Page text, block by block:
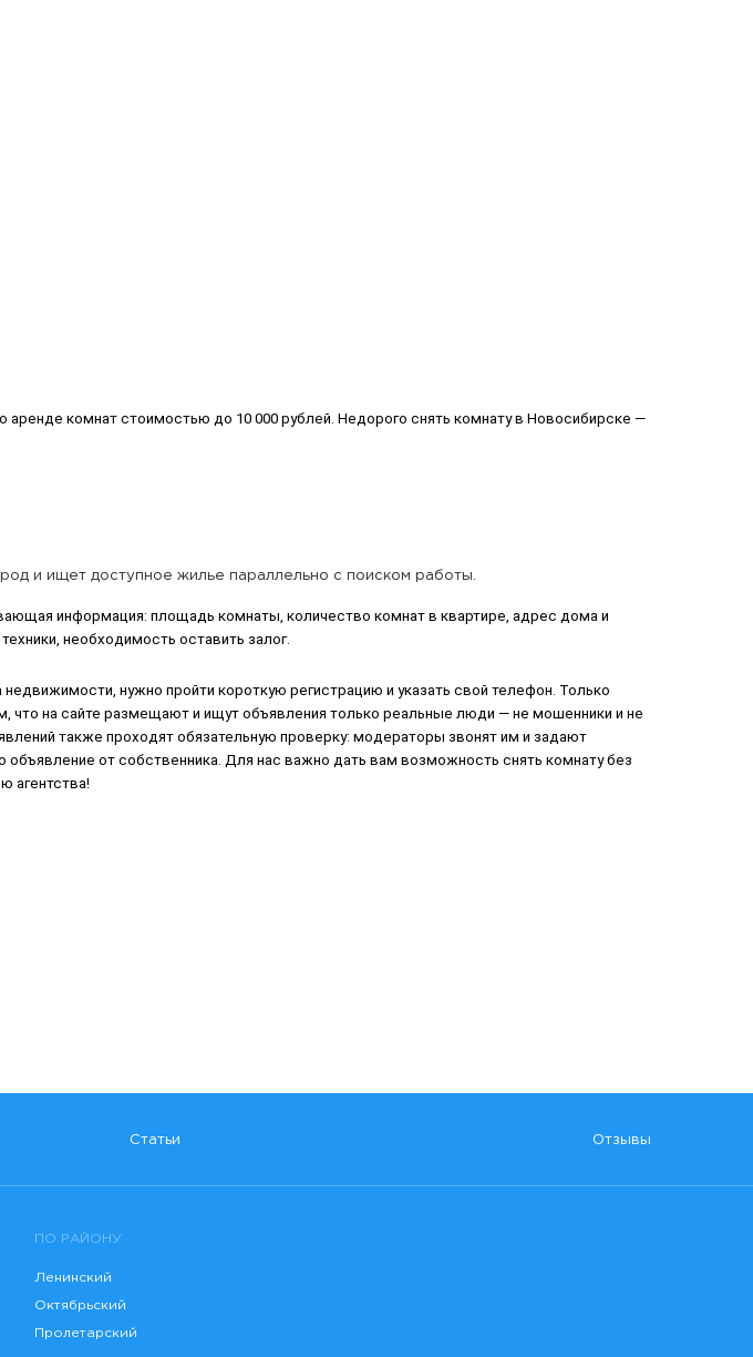
аренде комнат стоимостью до 10 000 рублей. Недорого снять комнату в Новосибирске —
и ищет доступное жилье параллельно с поиском работы.
информация: площадь комнаты, количество комнат в квартире, адрес дома и
необходимость оставить залог.
нужно пройти короткую регистрацию и указать свой телефон. Только
на сайте размещают и ищут объявления только реальные люди — не мошенники и не
также проходят обязательную проверку: модераторы звонят им и задают
объявление от собственника. Для нас важно дать вам возможность снять комнату без
агентства!
Статьи Отзывы
ПО РАЙОНУ
Ленинский
Октябрьский
Пролетарский